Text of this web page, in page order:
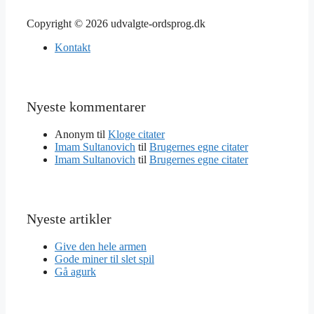
Copyright © 2026 udvalgte-ordsprog.dk
Kontakt
Nyeste kommentarer
Anonym til Kloge citater
Imam Sultanovich til Brugernes egne citater
Imam Sultanovich til Brugernes egne citater
Nyeste artikler
Give den hele armen
Gode miner til slet spil
Gå agurk